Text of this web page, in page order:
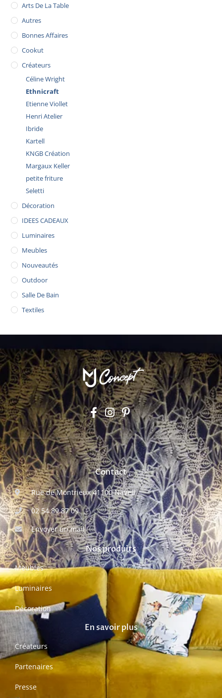
Arts De La Table
Autres
Bonnes Affaires
Cookut
Créateurs
Céline Wright
Ethnicraft
Etienne Viollet
Henri Atelier
Ibride
Kartell
KNGB Création
Margaux Keller
petite friture
Seletti
Décoration
IDEES CADEAUX
Luminaires
Meubles
Nouveautés
Outdoor
Salle De Bain
Textiles
Contact
Rue de Montrieux 41100 Naveil
02 54 89 87 09
Envoyer un mail
Nos produits
Meubles
Luminaires
Décoration
En savoir plus
Créateurs
Partenaires
Presse